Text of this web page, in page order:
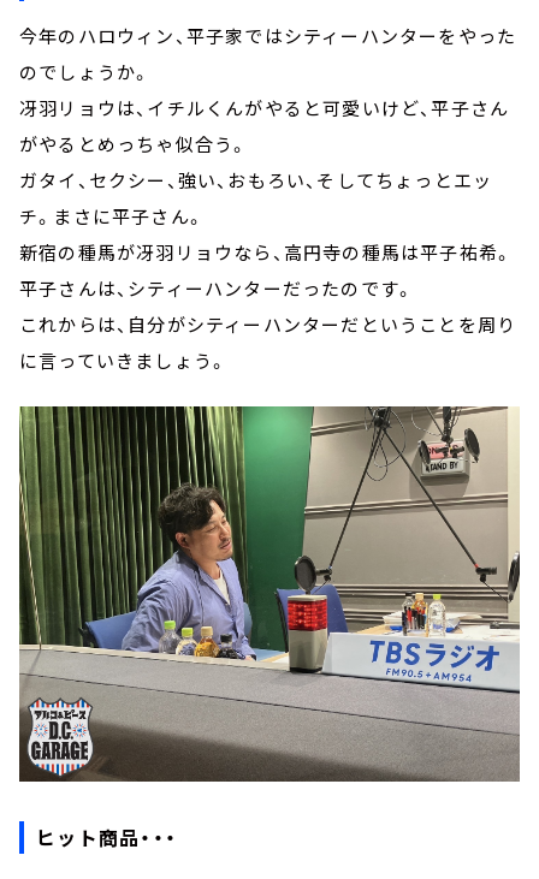
今年のハロウィン、平子家ではシティーハンターをやった
のでしょうか。
冴羽リョウは、イチルくんがやると可愛いけど、平子さん
がやるとめっちゃ似合う。
ガタイ、セクシー、強い、おもろい、そしてちょっとエッ
チ。まさに平子さん。
新宿の種馬が冴羽リョウなら、高円寺の種馬は平子祐希。
平子さんは、シティーハンターだったのです。
これからは、自分がシティーハンターだということを周り
に言っていきましょう。
ヒット商品・・・